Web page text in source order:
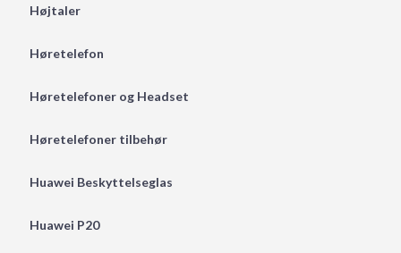
Højtaler
Høretelefon
Høretelefoner og Headset
Høretelefoner tilbehør
Huawei Beskyttelseglas
Huawei P20